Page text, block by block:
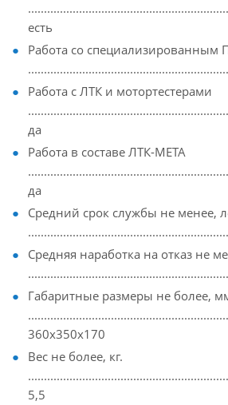
есть
Работа со специализированным
Работа с ЛТК и мотортестерами
да
Работа в составе ЛТК-МЕТА
да
Средний срок службы не менее,
Средняя наработка на отказ не
Габаритные размеры не более,
360х350х170
Вес не более, кг.
5,5